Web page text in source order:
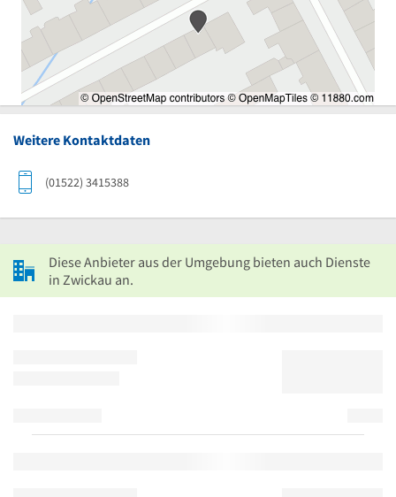
Weitere Kontaktdaten
(01522) 3415388
Diese Anbieter aus der Umgebung bieten auch Dienste
in Zwickau an.